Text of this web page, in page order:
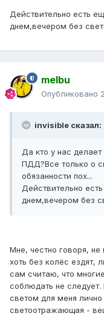
Действительно есть
днем,вечером без
melbu
Опубликовано
invisible сказал:
Да кто у нас
ПДД?Все только о
обязанности пох...
Действительно
днем,вечером без
Мне, честно говоря, не
хоть без колёс ездят,
сам считаю, что
соблюдать не
светом для меня
светоотражающая -